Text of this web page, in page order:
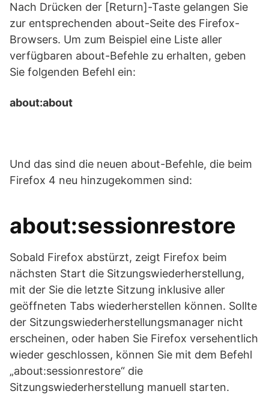
Nach Drücken der [Return]-Taste gelangen Sie
zur entsprechenden about-Seite des Firefox-
Browsers. Um zum Beispiel eine Liste aller
verfügbaren about-Befehle zu erhalten, geben
Sie folgenden Befehl ein:
about:about
Und das sind die neuen about-Befehle, die beim
Firefox 4 neu hinzugekommen sind:
about:sessionrestore
Sobald Firefox abstürzt, zeigt Firefox beim
nächsten Start die Sitzungswiederherstellung,
mit der Sie die letzte Sitzung inklusive aller
geöffneten Tabs wiederherstellen können. Sollte
der Sitzungswiederherstellungsmanager nicht
erscheinen, oder haben Sie Firefox versehentlich
wieder geschlossen, können Sie mit dem Befehl
„about:sessionrestore“ die
Sitzungswiederherstellung manuell starten.